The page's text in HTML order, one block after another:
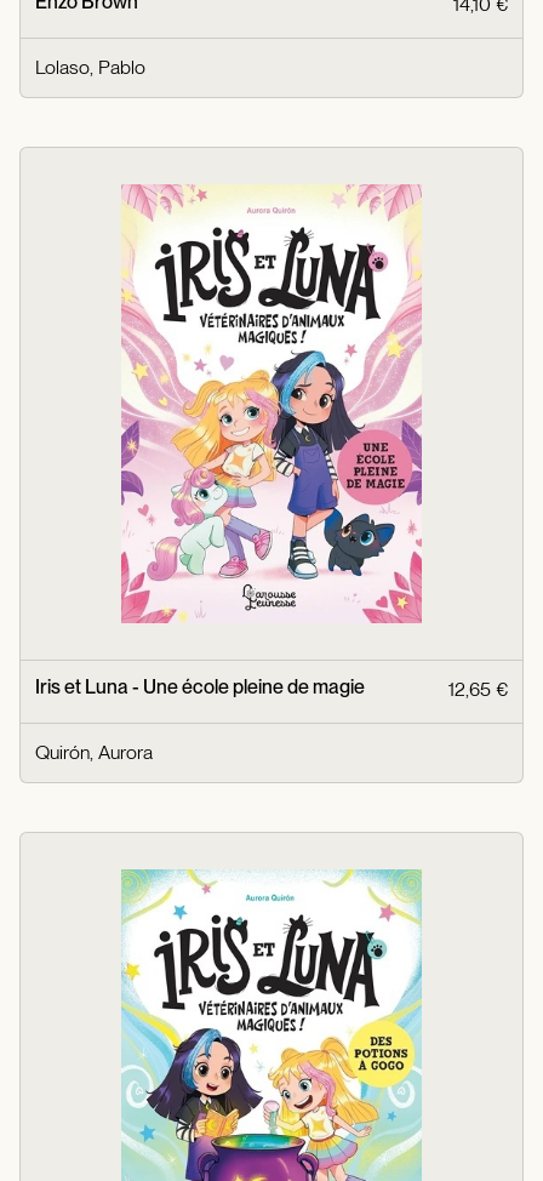
Lolaso, Pablo
Iris et Luna - Une école pleine de magie 12,65 €
Quirón, Aurora